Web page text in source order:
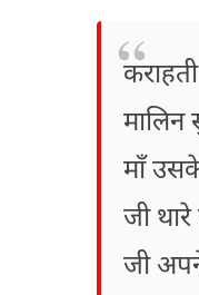
मालिन
माँ
जी
जी